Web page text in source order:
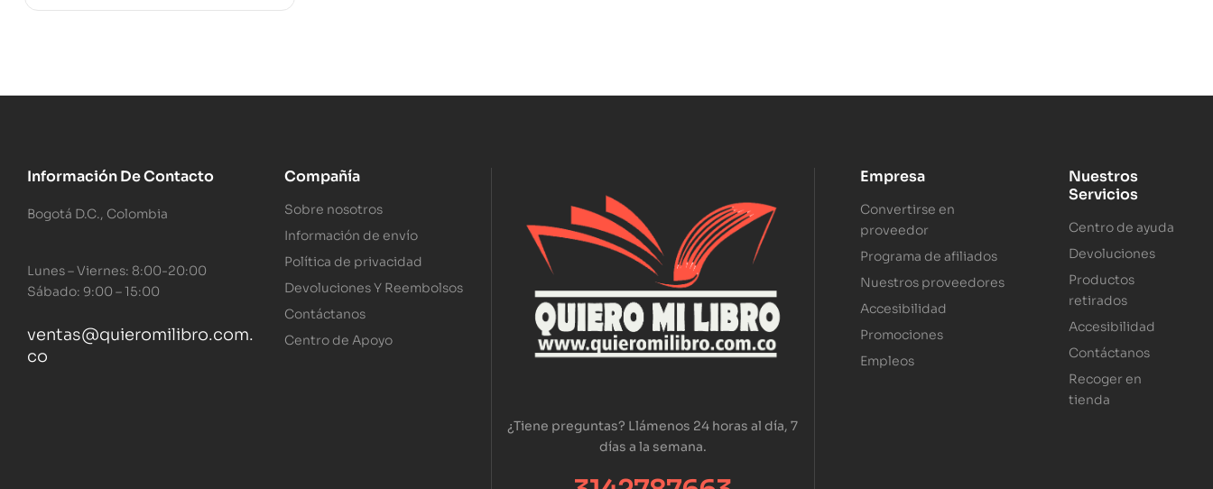
Información De Contacto
Bogotá D.C., Colombia
Lunes – Viernes: 8:00-20:00
Sábado: 9:00 – 15:00
ventas@quieromilibro.com.
co
Compañía
Sobre nosotros
Información de envío
Política de privacidad
Devoluciones Y Reembolsos
Contáctanos
Centro de Apoyo
¿Tiene preguntas? Llámenos 24 horas al día, 7
días a la semana.
Empresa
Convertirse en
proveedor
Programa de afiliados
Nuestros proveedores
Accesibilidad
Promociones
Empleos
Nuestros
Servicios
Centro de ayuda
Devoluciones
Productos
retirados
Accesibilidad
Contáctanos
Recoger en
tienda